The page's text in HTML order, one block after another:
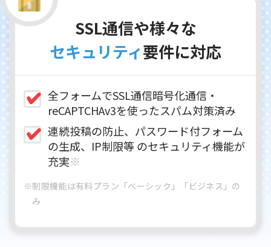
SSL通信や様々な
セキュリティ要件に対応
全フォームでSSL通信暗号化通信・
reCAPTCHAv3を使ったスパム対策済み
連続投稿の防止、パスワード付フォーム
の生成、IP制限等 のセキュリティ機能が
充実※
※制限機能は有料プラン「ベーシック」「ビジネス」の
み